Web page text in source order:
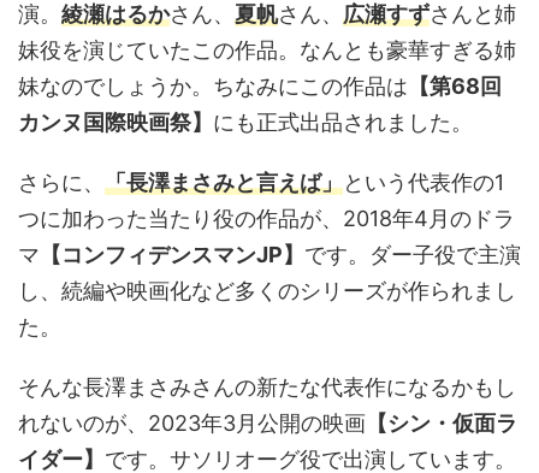
演。 綾瀬はるかさん、 夏帆さん、 広瀬すずさんと姉
妹役を演じていたこの作品。なんとも豪華すぎる姉
妹なのでしょうか。ちなみにこの作品は 【第68回
カンヌ国際映画祭】 にも正式出品されました。
さらに、 「長澤まさみと言えば」という代表作の1
つに加わった当たり役の作品が、2018年4月のドラ
マ 【コンフィデンスマンJP】 です。ダー子役で主演
し、続編や映画化など多くのシリーズが作られまし
た。
そんな長澤まさみさんの新たな代表作になるかもし
れないのが、2023年3月公開の映画 【シン・仮面ラ
イダー】 です。サソリオーグ役で出演しています。